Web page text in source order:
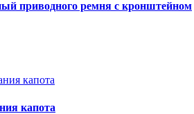
приводного ремня с кронштейном
капота